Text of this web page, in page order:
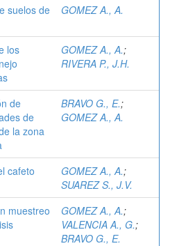
suelos de
GOMEZ A., A.
los
GOMEZ A., A.;
RIVERA P., J.H.
de
de
la zona
BRAVO G., E.;
GOMEZ A., A.
cafeto GOMEZ A., A.;
SUAREZ S., J.V.
muestreo
GOMEZ A., A.;
VALENCIA A., G.;
BRAVO G., E.